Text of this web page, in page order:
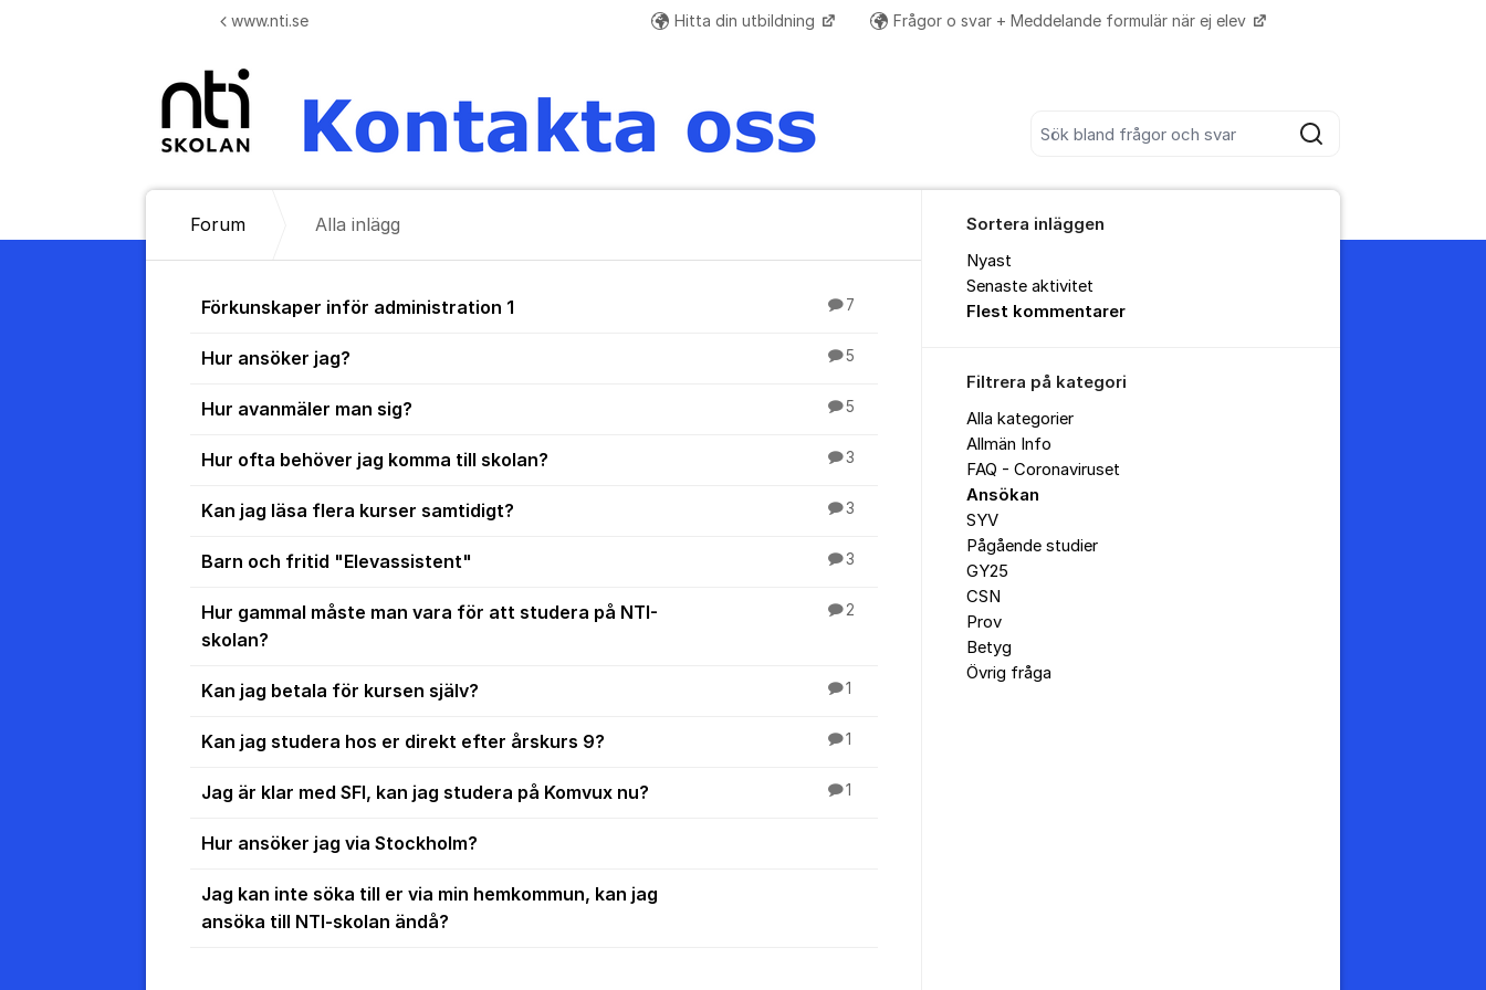
Sök
www.nti.se Hitta din utbildning Frågor o svar + Meddelande formulär när ej elev Fler supportlänkar
Forum Alla inlägg
Alla inlägg
Förkunskaper inför administration 1 7
Hur ansöker jag? 5
Hur avanmäler man sig? 5
Hur ofta behöver jag komma till skolan? 3
Kan jag läsa flera kurser samtidigt? 3
Barn och fritid "Elevassistent" 3
Hur gammal måste man vara för att studera på NTI-
skolan?
2
Kan jag betala för kursen själv? 1
Kan jag studera hos er direkt efter årskurs 9? 1
Jag är klar med SFI, kan jag studera på Komvux nu? 1
Hur ansöker jag via Stockholm?
Jag kan inte söka till er via min hemkommun, kan jag
ansöka till NTI-skolan ändå?
Sortera inläggen
Nyast
Senaste aktivitet
Flest kommentarer
Filtrera på kategori
Alla kategorier
Allmän Info
FAQ - Coronaviruset
Ansökan
SYV
Pågående studier
GY25
CSN
Prov
Betyg
Övrig fråga